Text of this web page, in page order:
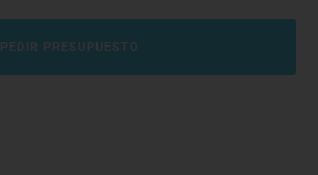
PEDIR PRESUPUESTO